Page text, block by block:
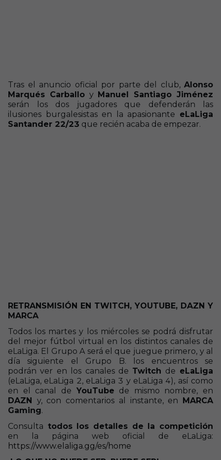
Tras el anuncio oficial por parte del club, Alonso
Marqués Carballoy Manuel Santiago Jiménez
serán los dos jugadores que defenderán las
ilusiones burgalesistas en la apasionante eLaLiga
Santander 22/23 que recién acaba de empezar.
RETRANSMISIÓN EN TWITCH, YOUTUBE, DAZN Y
MARCA
Todos los martes y los miércoles se podrá disfrutar
del mejor fútbol virtual en los distintos canales de
eLaLiga. El Grupo A será el que juegue primero, y al
día siguiente el Grupo B. los encuentros se
podrán ver en los canales de Twitch de eLaLiga
(eLaLiga, eLaLiga 2, eLaLiga 3 y eLaLiga 4), así como
en el canal de YouTube de mismo nombre, en
DAZN y, con comentarios al instante, en MARCA
Gaming.
Consulta todos los detalles de la competición
en la página web oficial de eLaLiga:
https://www.elaliga.gg/es/home